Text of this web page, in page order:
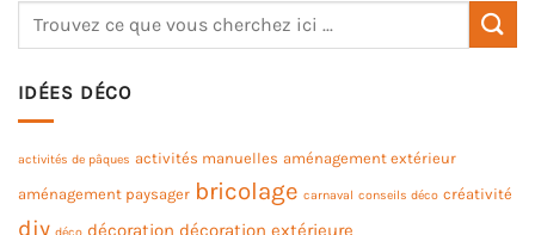
IDÉES DÉCO
activités de pâques activités manuelles aménagement extérieur
aménagement paysager bricolage carnaval conseils déco créativité
diy décoration décoration extérieure